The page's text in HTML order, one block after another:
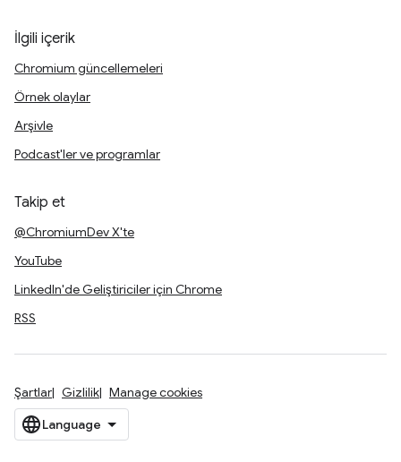
İlgili içerik
Chromium güncellemeleri
Örnek olaylar
Arşivle
Podcast'ler ve programlar
Takip et
@ChromiumDev X'te
YouTube
LinkedIn'de Geliştiriciler için Chrome
RSS
Şartlar Gizlilik Manage cookies